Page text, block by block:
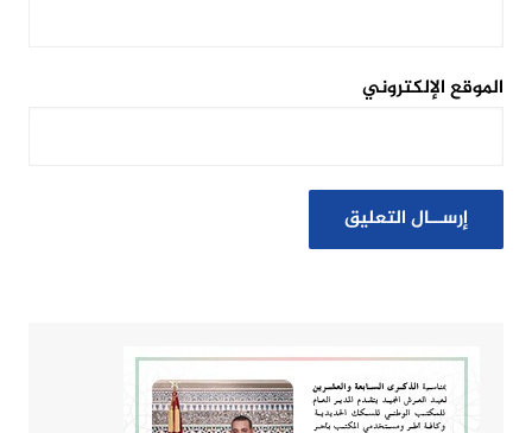
الموقع الإلكتروني